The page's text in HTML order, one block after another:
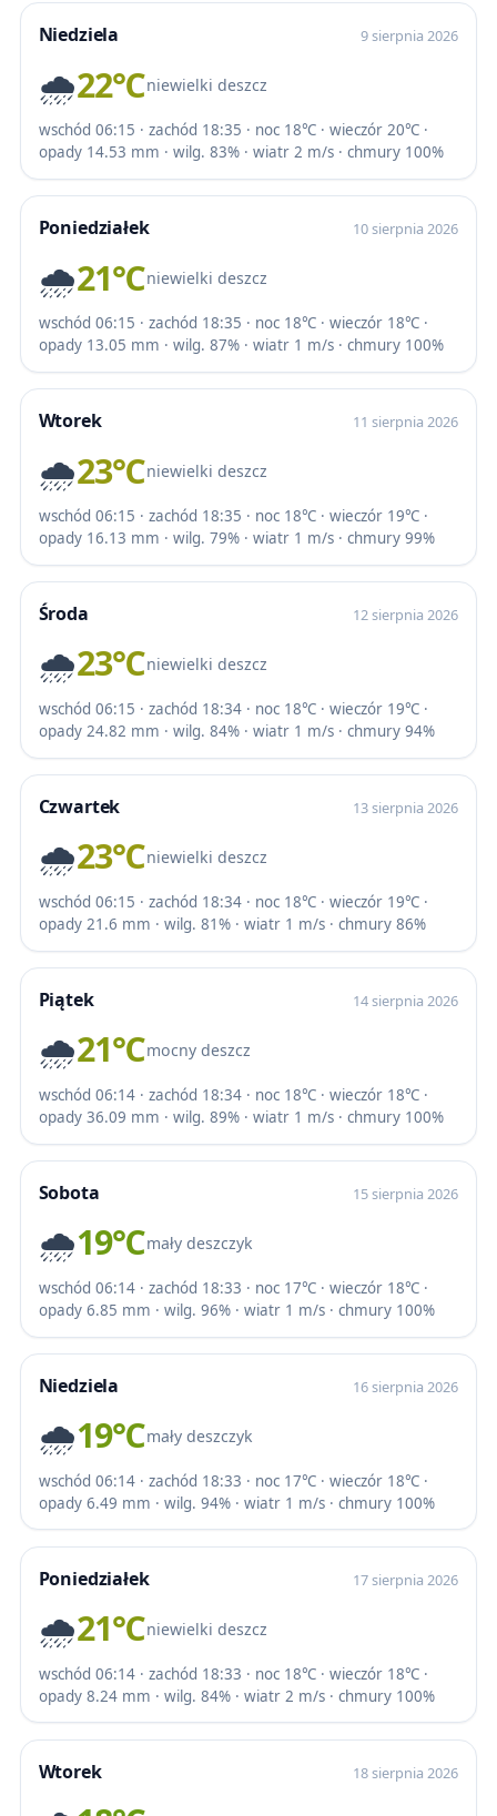
Niedziela 9 sierpnia 2026
🌧️22℃niewielki deszcz
wschód 06:15 · zachód 18:35 · noc 18℃ · wieczór 20℃ ·
opady 14.53 mm · wilg. 83% · wiatr 2 m/s · chmury 100%
Poniedziałek 10 sierpnia 2026
🌧️21℃niewielki deszcz
wschód 06:15 · zachód 18:35 · noc 18℃ · wieczór 18℃ ·
opady 13.05 mm · wilg. 87% · wiatr 1 m/s · chmury 100%
Wtorek 11 sierpnia 2026
🌧️23℃niewielki deszcz
wschód 06:15 · zachód 18:35 · noc 18℃ · wieczór 19℃ ·
opady 16.13 mm · wilg. 79% · wiatr 1 m/s · chmury 99%
Środa 12 sierpnia 2026
🌧️23℃niewielki deszcz
wschód 06:15 · zachód 18:34 · noc 18℃ · wieczór 19℃ ·
opady 24.82 mm · wilg. 84% · wiatr 1 m/s · chmury 94%
Czwartek 13 sierpnia 2026
🌧️23℃niewielki deszcz
wschód 06:15 · zachód 18:34 · noc 18℃ · wieczór 19℃ ·
opady 21.6 mm · wilg. 81% · wiatr 1 m/s · chmury 86%
Piątek 14 sierpnia 2026
🌧️21℃mocny deszcz
wschód 06:14 · zachód 18:34 · noc 18℃ · wieczór 18℃ ·
opady 36.09 mm · wilg. 89% · wiatr 1 m/s · chmury 100%
Sobota 15 sierpnia 2026
🌧️19℃mały deszczyk
wschód 06:14 · zachód 18:33 · noc 17℃ · wieczór 18℃ ·
opady 6.85 mm · wilg. 96% · wiatr 1 m/s · chmury 100%
Niedziela 16 sierpnia 2026
🌧️19℃mały deszczyk
wschód 06:14 · zachód 18:33 · noc 17℃ · wieczór 18℃ ·
opady 6.49 mm · wilg. 94% · wiatr 1 m/s · chmury 100%
Poniedziałek 17 sierpnia 2026
🌧️21℃niewielki deszcz
wschód 06:14 · zachód 18:33 · noc 18℃ · wieczór 18℃ ·
opady 8.24 mm · wilg. 84% · wiatr 2 m/s · chmury 100%
Wtorek 18 sierpnia 2026